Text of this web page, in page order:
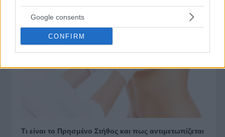
Google consents
CONFIRM
Δημοφιλή Άρθρα
Τι είναι το Πρησμένο Στήθος και πως αντιμετωπίζεται